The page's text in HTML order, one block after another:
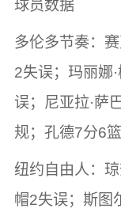
球员数据
多伦多节奏：
2失误；玛丽娜
误；尼亚拉·萨
规；孔德7分6
纽约自由人：
帽2失误；斯图